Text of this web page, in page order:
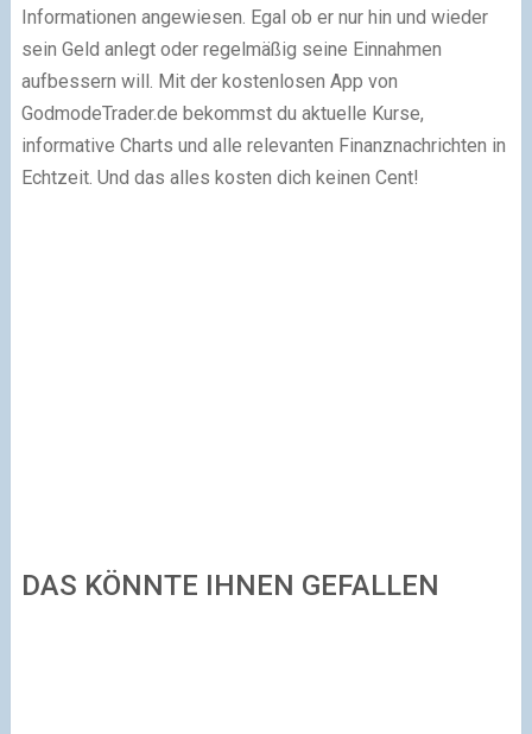
Informationen angewiesen. Egal ob er nur hin und wieder
sein Geld anlegt oder regelmäßig seine Einnahmen
aufbessern will. Mit der kostenlosen App von
GodmodeTrader.de bekommst du aktuelle Kurse,
informative Charts und alle relevanten Finanznachrichten in
Echtzeit. Und das alles kosten dich keinen Cent!
DAS KÖNNTE IHNEN GEFALLEN